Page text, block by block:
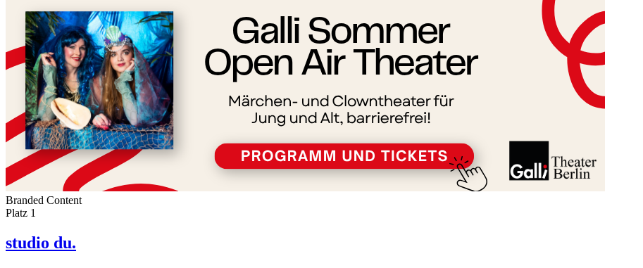
−
Branded Content
Platz 1
studio du.